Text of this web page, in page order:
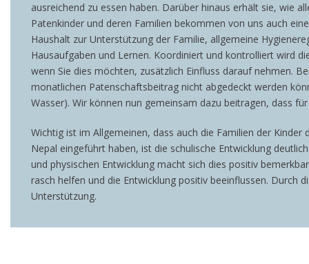
ausreichend zu essen haben. Darüber hinaus erhält sie, wie
Patenkinder und deren Familien bekommen von uns auch
Haushalt zur Unterstützung der Familie, allgemeine
Hausaufgaben und Lernen. Koordiniert und kontrolliert wird
wenn Sie dies möchten, zusätzlich Einfluss darauf nehmen.
monatlichen Patenschaftsbeitrag nicht abgedeckt werden
Wasser). Wir können nun gemeinsam dazu beitragen, dass
Wichtig ist im Allgemeinen, dass auch die Familien der
Nepal eingeführt haben, ist die schulische Entwicklung
und physischen Entwicklung macht sich dies positiv
rasch helfen und die Entwicklung positiv beeinflussen. Durch
Unterstützung.